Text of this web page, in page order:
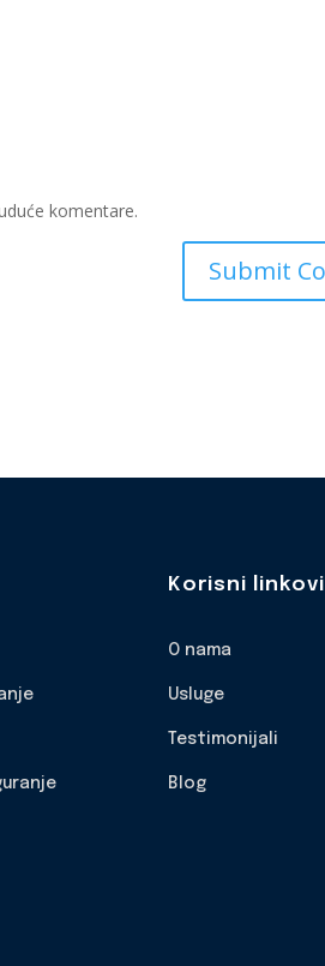
komentare.
Korisni linkovi
O nama
Usluge
Testimonijali
Blog